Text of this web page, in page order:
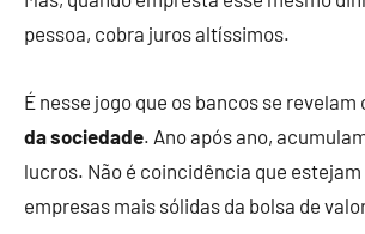
pessoa, cobra juros altíssimos.
É nesse jogo que os bancos se revelam
da sociedade. Ano após ano,
lucros. Não é coincidência que
empresas mais sólidas da bolsa de